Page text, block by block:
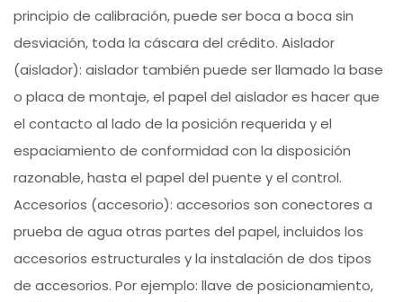
principio de calibración, puede ser boca a boca sin
desviación, toda la cáscara del crédito. Aislador
(aislador): aislador también puede ser llamado la base
o placa de montaje, el papel del aislador es hacer que
el contacto al lado de la posición requerida y el
espaciamiento de conformidad con la disposición
razonable, hasta el papel del puente y el control.
Accesorios (accesorio): accesorios son conectores a
prueba de agua otras partes del papel, incluidos los
accesorios estructurales y la instalación de dos tipos
de accesorios. Por ejemplo: llave de posicionamiento,